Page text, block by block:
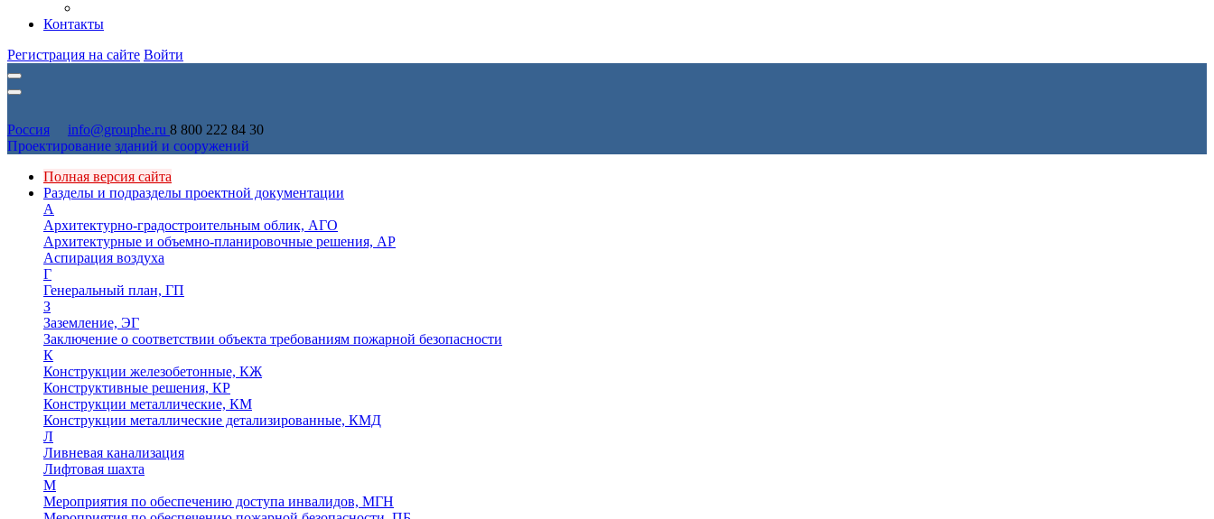
Контакты
Регистрация на сайте Войти
Россия info@grouphe.ru 8 800 222 84 30
Проектирование зданий и сооружений
Полная версия сайта
Разделы и подразделы проектной документации
А
Архитектурно-градостроительным облик, АГО
Архитектурные и объемно-планировочные решения, АР
Аспирация воздуха
Г
Генеральный план, ГП
З
Заземление, ЭГ
Заключение о соответствии объекта требованиям пожарной безопасности
К
Конструкции железобетонные, КЖ
Конструктивные решения, КР
Конструкции металлические, КМ
Конструкции металлические детализированные, КМД
Л
Ливневая канализация
Лифтовая шахта
М
Мероприятия по обеспечению доступа инвалидов, МГН